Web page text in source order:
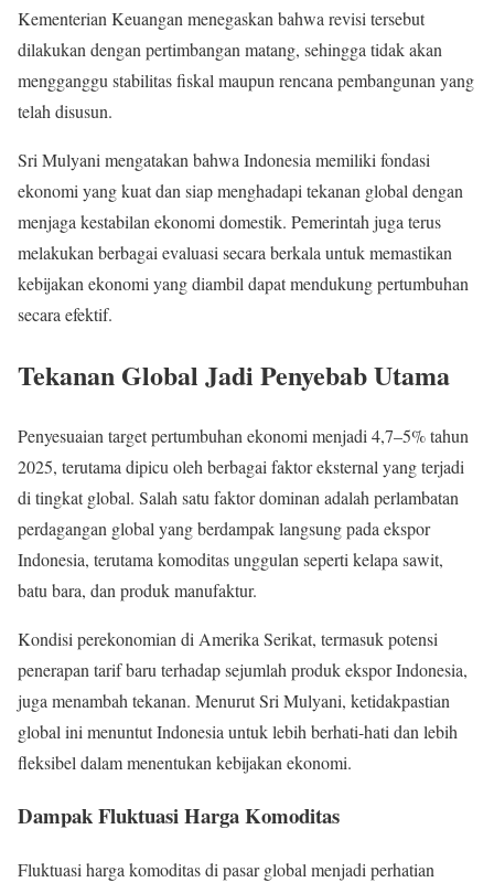
Kementerian Keuangan menegaskan bahwa revisi tersebut
dilakukan dengan pertimbangan matang, sehingga tidak akan
mengganggu stabilitas fiskal maupun rencana pembangunan yang
telah disusun.
Sri Mulyani mengatakan bahwa Indonesia memiliki fondasi
ekonomi yang kuat dan siap menghadapi tekanan global dengan
menjaga kestabilan ekonomi domestik. Pemerintah juga terus
melakukan berbagai evaluasi secara berkala untuk memastikan
kebijakan ekonomi yang diambil dapat mendukung pertumbuhan
secara efektif.
Tekanan Global Jadi Penyebab Utama
Penyesuaian target pertumbuhan ekonomi menjadi 4,7–5% tahun
2025, terutama dipicu oleh berbagai faktor eksternal yang terjadi
di tingkat global. Salah satu faktor dominan adalah perlambatan
perdagangan global yang berdampak langsung pada ekspor
Indonesia, terutama komoditas unggulan seperti kelapa sawit,
batu bara, dan produk manufaktur.
Kondisi perekonomian di Amerika Serikat, termasuk potensi
penerapan tarif baru terhadap sejumlah produk ekspor Indonesia,
juga menambah tekanan. Menurut Sri Mulyani, ketidakpastian
global ini menuntut Indonesia untuk lebih berhati-hati dan lebih
fleksibel dalam menentukan kebijakan ekonomi.
Dampak Fluktuasi Harga Komoditas
Fluktuasi harga komoditas di pasar global menjadi perhatian